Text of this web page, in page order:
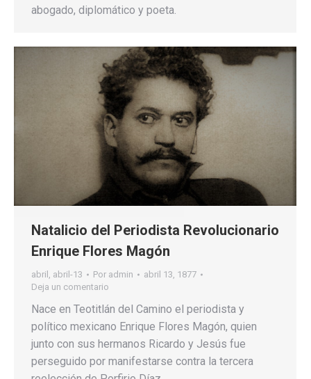
abogado, diplomático y poeta.
Natalicio del Periodista Revolucionario
Enrique Flores Magón
abril abril-13 Por admin
abril 13, 1877
Deja un comentario
Nace en Teotitlán del Camino el periodista y
político mexicano Enrique Flores Magón, quien
junto con sus hermanos Ricardo y Jesús fue
perseguido por manifestarse contra la tercera